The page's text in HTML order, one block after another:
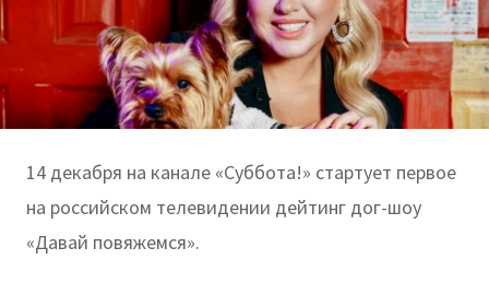
14 декабря на канале «Суббота!» стартует первое
на российском телевидении дейтинг дог-шоу
«Давай повяжемся».